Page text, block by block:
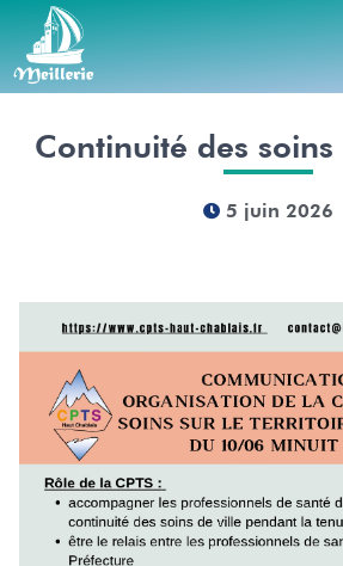
Continuité des
5 juin 2026